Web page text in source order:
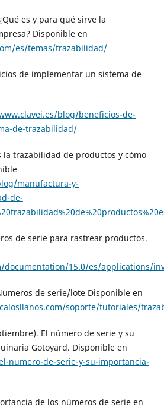
es y para qué sirve la
Disponible en
es/temas/trazabilidad/
de implementar un sistema de
blog/beneficios-de-
de-trazabilidad/
la trazabilidad de productos y cómo
manufactura-y-
de-
de serie para rastrear productos.
documentation/15.0/es/applications/
de serie/lote Disponible en
soporte/tutoriales/
El número de serie y su
Gotoyard. Disponible en
numero-de-serie-y-su-importancia-
de los números de serie en